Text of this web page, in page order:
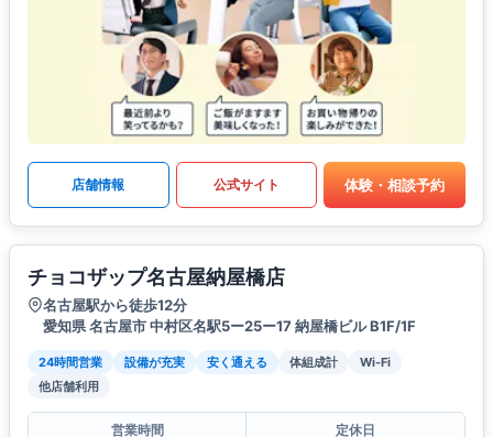
店舗情報 公式サイト 体験・相談予約
チョコザップ名古屋納屋橋店
名古屋駅から徒歩12分
愛知県 名古屋市 中村区名駅5ー25ー17 納屋橋ビル B1F/1F
24時間営業 設備が充実 安く通える 体組成計
Wi-Fi
他店舗利用
営業時間
定休日